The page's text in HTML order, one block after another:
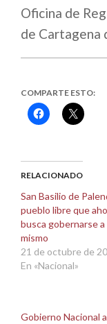
Oficina de
de Cartagena
COMPARTE ESTO:
Haz
clic
(Se
abre
una
ventana
nueva)
Haz
clic
(Se
abre
una
nueva)
RELACIONADO
San Basilio de
pueblo libre que
busca gobernarse a
mismo
21 de octubre de
En «Nacional»
Gobierno Nacional